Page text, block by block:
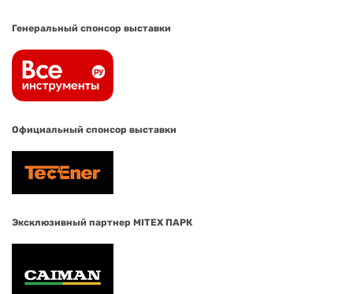
Генеральный спонсор выставки
Официальный спонсор выставки
Эксклюзивный партнер MITEX ПАРК